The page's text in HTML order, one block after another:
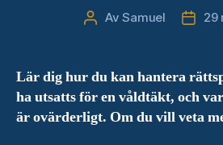
Inläggsförfattare
AvSamuel 29
Lär dig hur du kan hantera
ha utsatts för en våldtäkt, och
är ovärderligt. Om du vill veta